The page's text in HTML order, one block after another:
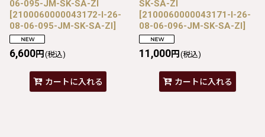
06-095-JM-SK-SA-ZI
[2100060000043172-I-26-
08-06-095-JM-SK-SA-ZI]
6,600円 (税込)
カートに入れる
SK-SA-ZI
[2100060000043171-I-26-
08-06-096-JM-SK-SA-ZI]
11,000円 (税込)
カートに入れる